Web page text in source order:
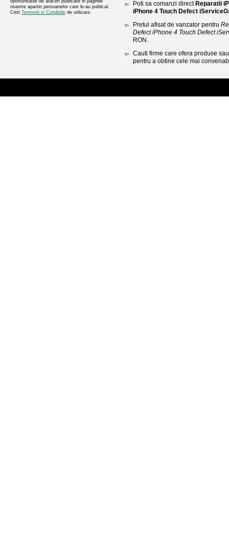
oportunitatile de afaceri publicate in paginile
noastre apartin persoanelor care le-au publicat.
Cititi Termenii si Conditiile de utilizare.
Poti sa comanzi direct Reparatii
iPhone 4 Touch Defect
Pretul afisat de vanzator pentru
Defect iPhone 4 Touch Defect
RON.
Cauti firme care ofera produse
pentru a obtine cele mai